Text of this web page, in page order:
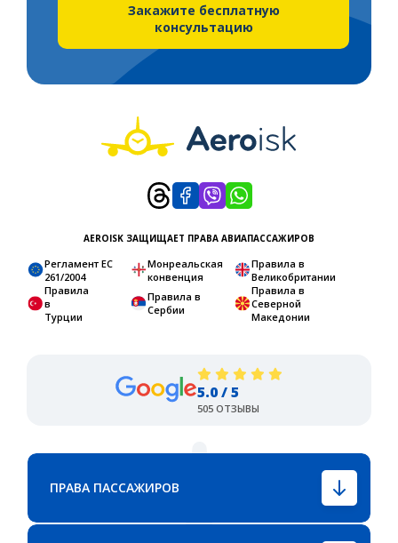
Закажите бесплатную
консультацию
AEROISK ЗАЩИЩАЕТ ПРАВА АВИАПАССАЖИРОВ
Регламент ЕС
261/2004
Монреальская
конвенция
Правила в
Великобритании
Правила
в
Турции
Правила в
Сербии
Правила в
Северной
Македонии
5.0 / 5
505 ОТЗЫВЫ
ПРАВА ПАССАЖИРОВ